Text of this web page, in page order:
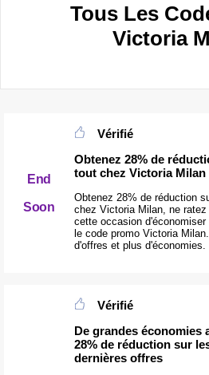
Tous Les
Victoria
End
Soon
Vérifié
Obtenez 28% de
tout chez Victoria Milan
Obtenez 28% de réduction
chez Victoria Milan, ne ratez
cette occasion d'économiser
le code promo Victoria
d'offres et plus d'économies.
Vérifié
De grandes économies
28% de réduction sur
dernières offres